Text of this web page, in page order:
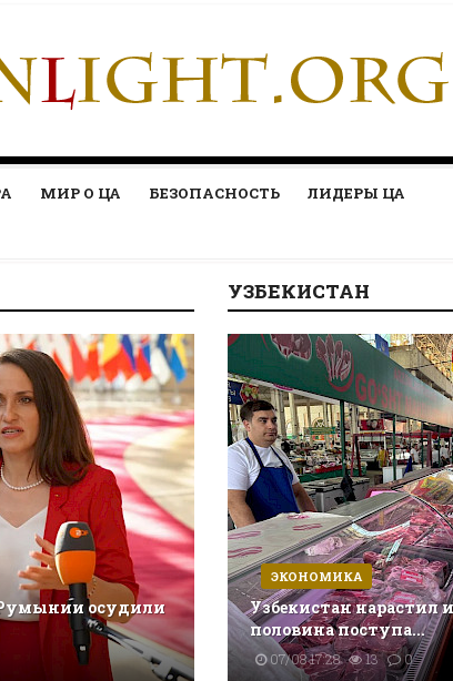
МИР О ЦА БЕЗОПАСНОСТЬ ЛИДЕРЫ ЦА
осудили
УЗБЕКИСТАН
ЭКОНОМИКА
Узбекистан нарастил
половина поступа...
07/08 17:28 13 0